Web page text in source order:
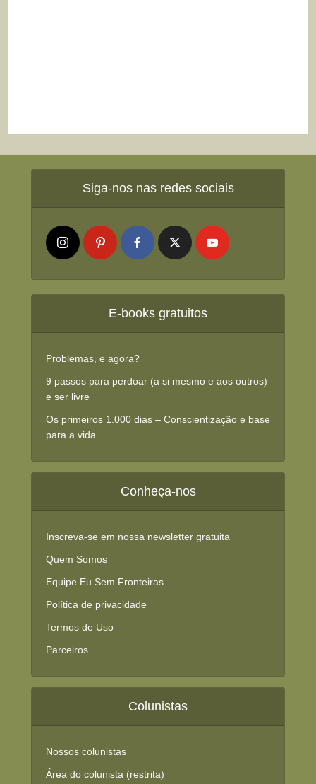
Siga-nos nas redes sociais
E-books gratuitos
Problemas, e agora?
9 passos para perdoar (a si mesmo e aos outros)
e ser livre
Os primeiros 1.000 dias – Conscientização e base
para a vida
Conheça-nos
Inscreva-se em nossa newsletter gratuita
Quem Somos
Equipe Eu Sem Fronteiras
Política de privacidade
Termos de Uso
Parceiros
Colunistas
Nossos colunistas
Área do colunista (restrita)